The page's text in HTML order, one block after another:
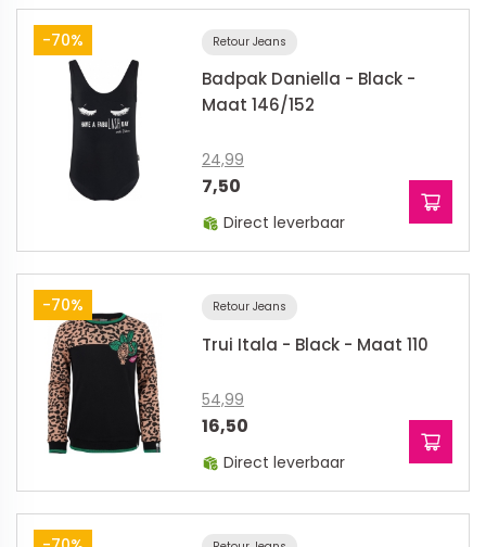
-70% Retour Jeans
Badpak Daniella - Black -
Maat 146/152
24,99
7,50
Direct leverbaar
-70% Retour Jeans
Trui Itala - Black - Maat 110
54,99
16,50
Direct leverbaar